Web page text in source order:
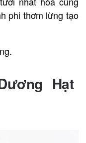
phi thơm lừng tạo
Hạt